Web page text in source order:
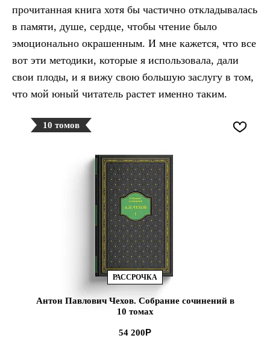
прочитанная книга хотя бы частично откладывалась
в памяти, душе, сердце, чтобы чтение было
эмоционально окрашенным. И мне кажется, что все
вот эти методики, которые я использовала, дали
свои плоды, и я вижу свою большую заслугу в том,
что мой юный читатель растет именно таким.
10 томов
РАССРОЧКА
Антон Павлович Чехов. Собрание сочинений в
10 томах
54 200